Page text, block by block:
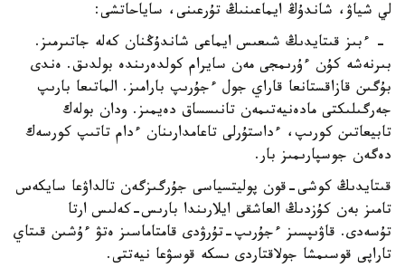
لي شياۋ، شاندۇڭ ايماعىنىڭ تۇرعىنى، ساياحاتشى:
- ءبىز قىتايدىڭ شىعىس ايماعى شاندۇڭنان كەلە جاتىرمىز.
بىرنەشە كۇن ءۇرىمجى مەن سايرام كولدەرىندە بولدىق. ەندى
بۇگىن قازاقستانعا قاراي جول ءجۇرىپ بارامىز. الماتىعا بارىپ
جەرگىلىكتى مادەنيەتىمەن تانىسساق دەيمىز. ودان بولەك
تابيعاتىن كورىپ، ءداستۇرلى تاعامدارىنان ءدام تاتىپ كورسەك
دەگەن جوسپارىمىز بار.
قىتايدىڭ كوشى-قون پوليتسياسى جۇرگىزگەن تالداۋعا سايكەس
تامىز بەن كۇزدىڭ العاشقى ايلارىندا بارىس-كەلىس ارتا
تۇسەدى. قاۋىپسىز ءجۇرىپ-تۇرۋدى قامتاماسىز ەتۋ ءۇشىن قىتاي
تاراپى قوسىمشا جولاقتاردى ىسكە قوسۋعا نيەتتى.